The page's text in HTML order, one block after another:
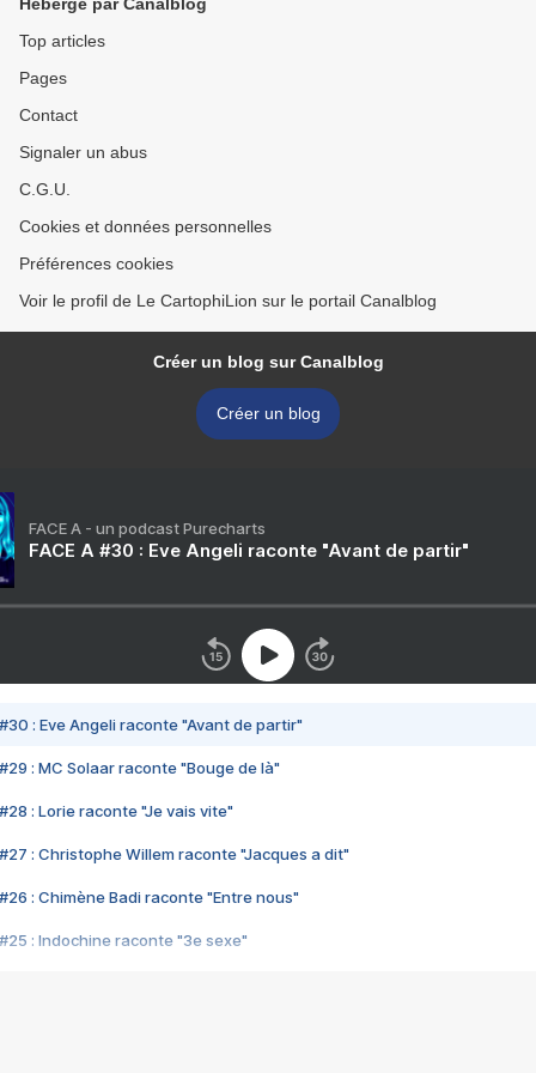
Top articles
Pages
Contact
Signaler un abus
C.G.U.
Cookies et données personnelles
Préférences cookies
Voir le profil de Le CartophiLion sur le portail Canalblog
Créer un blog sur Canalblog
Créer un blog
FACE A - un podcast Purecharts
FACE A #30 : Eve Angeli raconte "Avant de partir"
#30 : Eve Angeli raconte "Avant de partir"
#29 : MC Solaar raconte "Bouge de là"
#28 : Lorie raconte "Je vais vite"
#27 : Christophe Willem raconte "Jacques a dit"
#26 : Chimène Badi raconte "Entre nous"
#25 : Indochine raconte "3e sexe"